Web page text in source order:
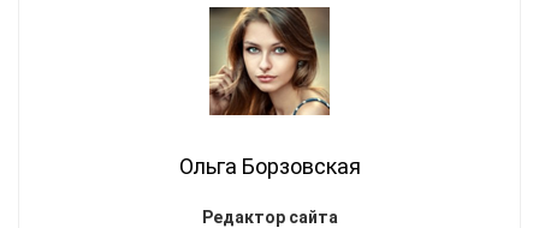
Ольга Борзовская
Редактор сайта